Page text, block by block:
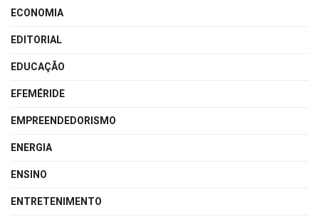
ECONOMIA
EDITORIAL
EDUCAÇÃO
EFEMÉRIDE
EMPREENDEDORISMO
ENERGIA
ENSINO
ENTRETENIMENTO